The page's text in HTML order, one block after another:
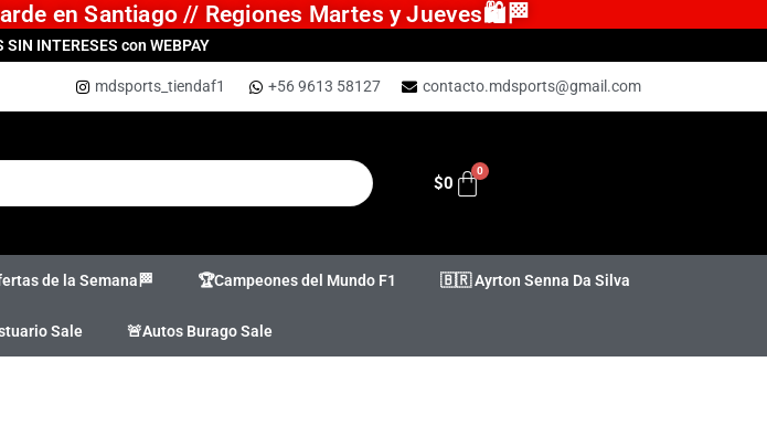
en Santiago // Regiones Martes y Jueves🛍️🏁
SIN INTERESES con WEBPAY
mdsports_tiendaf1 +56 9613 58127 contacto.mdsports@gmail.com
$0
de la Semana🏁 🏆Campeones del Mundo F1 🇧🇷 Ayrton Senna Da Silva
Sale 🚨Autos Burago Sale